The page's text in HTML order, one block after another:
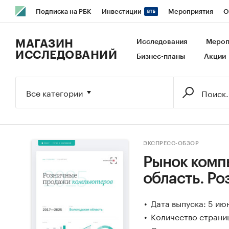
Подписка на РБК Инвестиции Мероприятия
Исследования Кредитные рейтинги Франшизы
МАГАЗИН
ИССЛЕДОВАНИЙ
Исследования
Бизнес-планы Акции
Все категории
ЭКСПРЕСС-ОБЗОР
Рынок
область.
Дата выпуска: 5
Количество